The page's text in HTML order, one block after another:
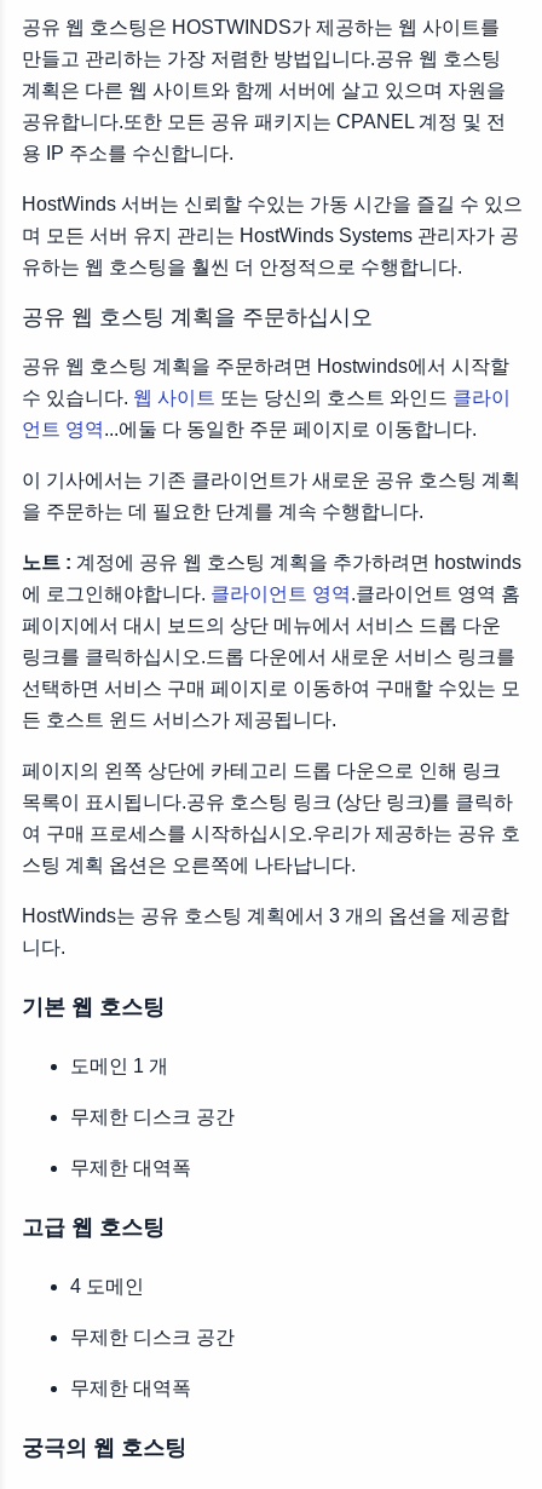
고객 정보
도메인
결제주기
위치
꾸러미
애드온
결제 정보
공유 웹 호스팅은 HOSTWINDS가 제공하는 웹 사이트를
만들고 관리하는 가장 저렴한 방법입니다.공유 웹 호스팅
계획은 다른 웹 사이트와 함께 서버에 살고 있으며 자원을
공유합니다.또한 모든 공유 패키지는 CPANEL 계정 및 전
용 IP 주소를 수신합니다.
HostWinds 서버는 신뢰할 수있는 가동 시간을 즐길 수 있으
며 모든 서버 유지 관리는 HostWinds Systems 관리자가 공
유하는 웹 호스팅을 훨씬 더 안정적으로 수행합니다.
공유 웹 호스팅 계획을 주문하십시오
공유 웹 호스팅 계획을 주문하려면 Hostwinds에서 시작할
수 있습니다. 웹 사이트 또는 당신의 호스트 와인드 클라이
언트 영역...에둘 다 동일한 주문 페이지로 이동합니다.
이 기사에서는 기존 클라이언트가 새로운 공유 호스팅 계획
을 주문하는 데 필요한 단계를 계속 수행합니다.
노트 : 계정에 공유 웹 호스팅 계획을 추가하려면 hostwinds
에 로그인해야합니다. 클라이언트 영역.클라이언트 영역 홈
페이지에서 대시 보드의 상단 메뉴에서 서비스 드롭 다운
링크를 클릭하십시오.드롭 다운에서 새로운 서비스 링크를
선택하면 서비스 구매 페이지로 이동하여 구매할 수있는 모
든 호스트 윈드 서비스가 제공됩니다.
페이지의 왼쪽 상단에 카테고리 드롭 다운으로 인해 링크
목록이 표시됩니다.공유 호스팅 링크 (상단 링크)를 클릭하
여 구매 프로세스를 시작하십시오.우리가 제공하는 공유 호
스팅 계획 옵션은 오른쪽에 나타납니다.
HostWinds는 공유 호스팅 계획에서 3 개의 옵션을 제공합
니다.
기본 웹 호스팅
도메인 1 개
무제한 디스크 공간
무제한 대역폭
고급 웹 호스팅
4 도메인
무제한 디스크 공간
무제한 대역폭
궁극의 웹 호스팅